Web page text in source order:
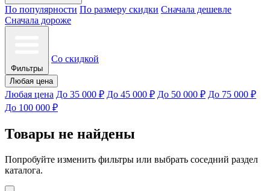
По популярности По размеру скидки Сначала дешевле
Сначала дороже
Фильтры
Со скидкой
Любая цена
Любая цена До 35 000 ₽ До 45 000 ₽ До 50 000 ₽ До 75 000 ₽
До 100 000 ₽
Товары не найдены
Попробуйте изменить фильтры или выбрать соседний раздел
каталога.